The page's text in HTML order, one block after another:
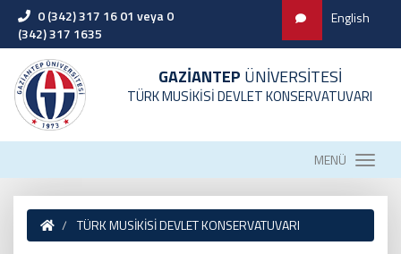
0 (342) 317 16 01 veya 0
(342) 317 1635
English
GAZİANTEP ÜNİVERSİTESİ
TÜRK MUSİKİSİ DEVLET KONSERVATUVARI
MENÜ
TÜRK MUSİKİSİ DEVLET KONSERVATUVARI